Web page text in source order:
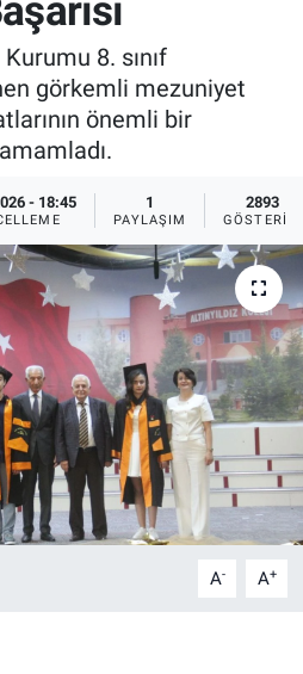
8. sınıf
görkemli mezuniyet
önemli bir
- 18:45 1
PAYLAŞIM
2893
GÖSTERIM
A- A+